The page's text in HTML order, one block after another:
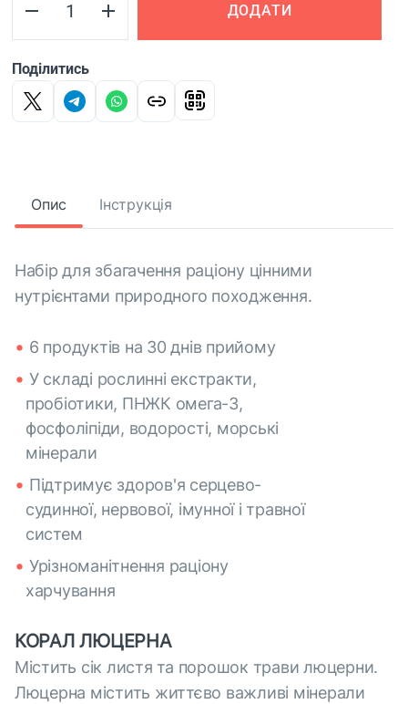
ДОДАТИ
Поділитись
Опис Інструкція
Набір для збагачення раціону цінними
нутрієнтами природного походження.
6 продуктів на 30 днів прийому
У складі рослинні екстракти,
пробіотики, ПНЖК омега-3,
фосфоліпіди, водорості, морські
мінерали
Підтримує здоров'я серцево-
судинної, нервової, імунної і травної
систем
Урізноманітнення раціону
харчування
КОРАЛ ЛЮЦЕРНА
Містить сік листя та порошок трави люцерни.
Люцерна містить життєво важливі мінерали